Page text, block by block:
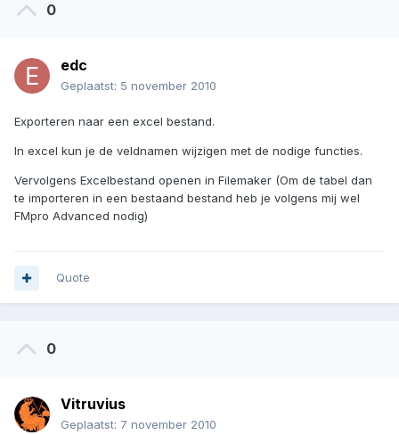
0
edc
Geplaatst: 5 november 2010
Exporteren naar een excel bestand.
In excel kun je de veldnamen wijzigen met de nodige functies.
Vervolgens Excelbestand openen in Filemaker (Om de tabel dan
te importeren in een bestaand bestand heb je volgens mij wel
FMpro Advanced nodig)
Quote
0
Vitruvius
Geplaatst: 7 november 2010